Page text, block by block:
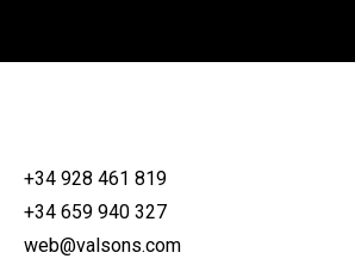
+34 928 461 819
+34 659 940 327
web@valsons.com